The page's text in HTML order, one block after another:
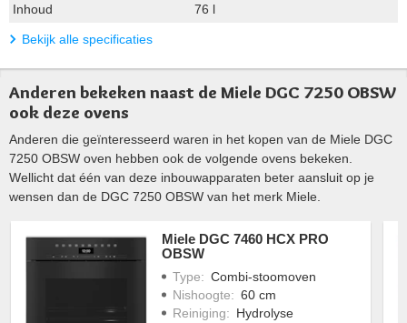
Inhoud
76 l
Bekijk alle specificaties
Anderen bekeken naast de Miele DGC 7250 OBSW
ook deze ovens
Anderen die geïnteresseerd waren in het kopen van de Miele DGC
7250 OBSW oven hebben ook de volgende ovens bekeken.
Wellicht dat één van deze inbouwapparaten beter aansluit op je
wensen dan de DGC 7250 OBSW van het merk Miele.
Miele DGC 7460 HCX PRO
OBSW
Type: Combi-stoomoven
Nishoogte: 60 cm
Reiniging: Hydrolyse